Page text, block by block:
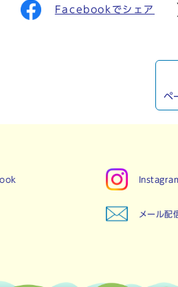
Facebookでシェア
ペ
メール配